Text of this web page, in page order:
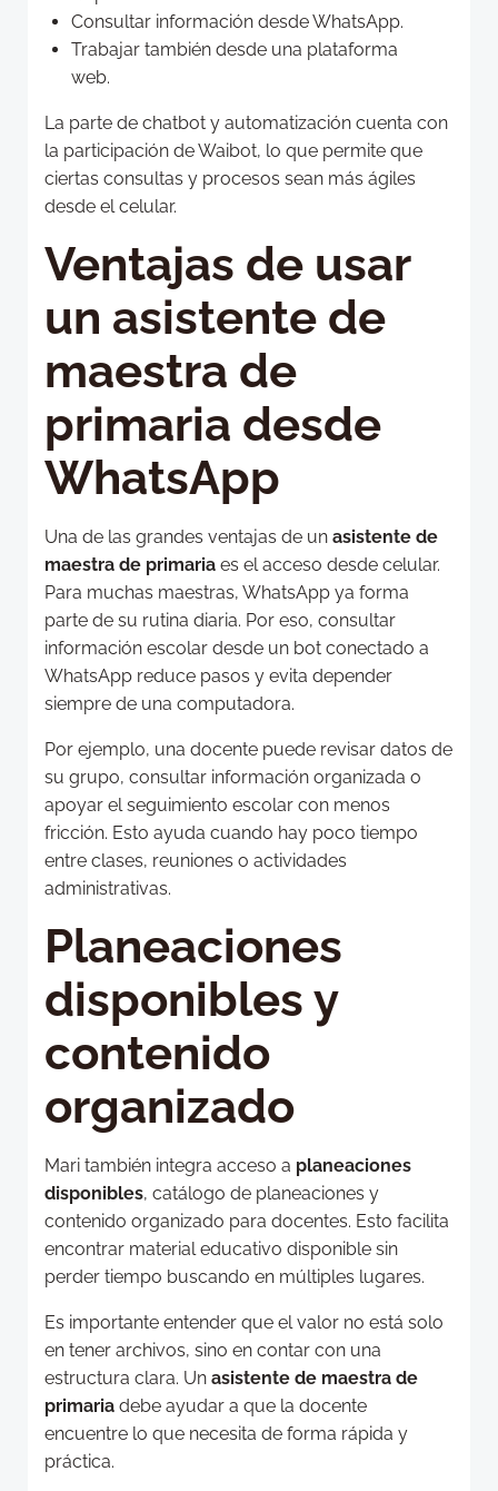
Consultar información desde WhatsApp.
Trabajar también desde una plataforma
web.
La parte de chatbot y automatización cuenta con
la participación de Waibot, lo que permite que
ciertas consultas y procesos sean más ágiles
desde el celular.
Ventajas de usar
un asistente de
maestra de
primaria desde
WhatsApp
Una de las grandes ventajas de un asistente de
maestra de primaria es el acceso desde celular.
Para muchas maestras, WhatsApp ya forma
parte de su rutina diaria. Por eso, consultar
información escolar desde un bot conectado a
WhatsApp reduce pasos y evita depender
siempre de una computadora.
Por ejemplo, una docente puede revisar datos de
su grupo, consultar información organizada o
apoyar el seguimiento escolar con menos
fricción. Esto ayuda cuando hay poco tiempo
entre clases, reuniones o actividades
administrativas.
Planeaciones
disponibles y
contenido
organizado
Mari también integra acceso a planeaciones
disponibles, catálogo de planeaciones y
contenido organizado para docentes. Esto facilita
encontrar material educativo disponible sin
perder tiempo buscando en múltiples lugares.
Es importante entender que el valor no está solo
en tener archivos, sino en contar con una
estructura clara. Un asistente de maestra de
primaria debe ayudar a que la docente
encuentre lo que necesita de forma rápida y
práctica.